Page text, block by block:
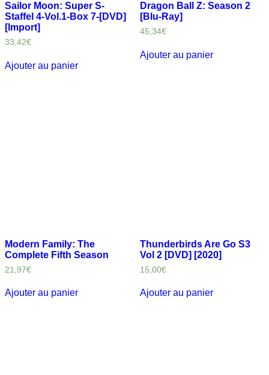
Sailor Moon: Super S-
Staffel 4-Vol.1-Box 7-[DVD]
[Import]
33,42€
Ajouter au panier
Dragon Ball Z: Season 2
[Blu-Ray]
45,34€
Ajouter au panier
Modern Family: The
Complete Fifth Season
21,97€
Ajouter au panier
Thunderbirds Are Go S3
Vol 2 [DVD] [2020]
15,00€
Ajouter au panier